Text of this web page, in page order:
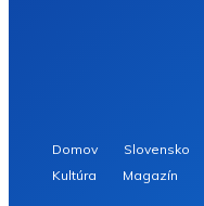
Domov Slovensko
Kultúra
Magazín